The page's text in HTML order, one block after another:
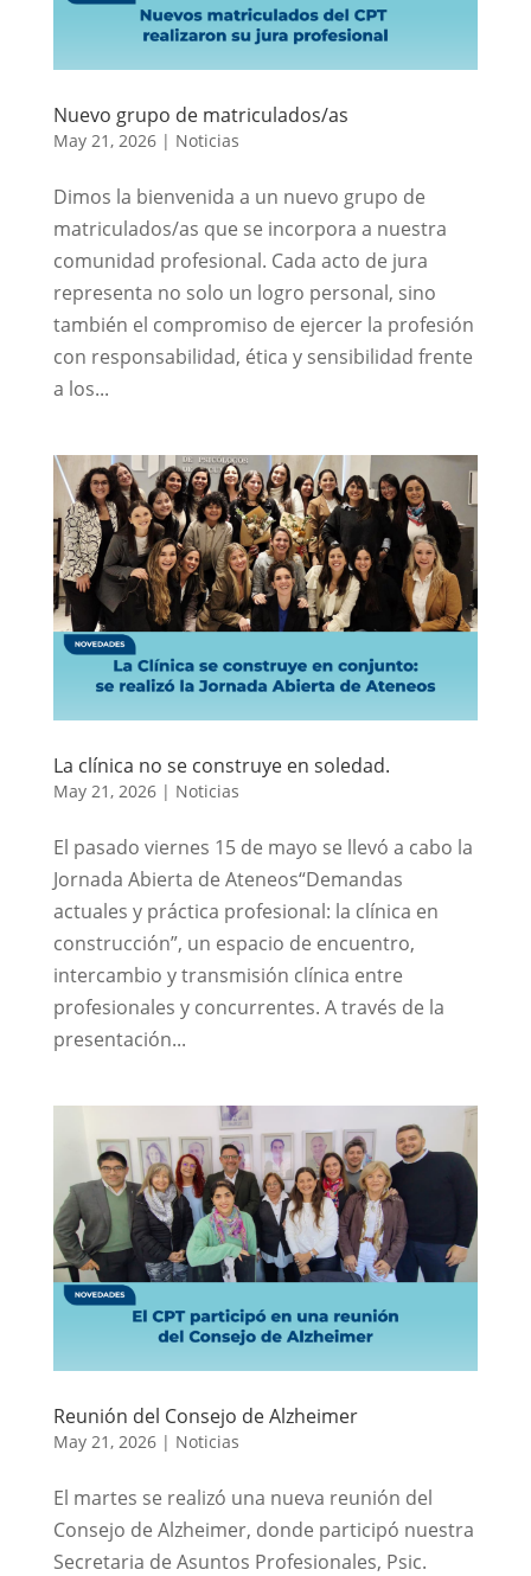
Nuevo grupo de matriculados/as
May 21, 2026| Noticias
Dimos la bienvenida a un nuevo grupo de
matriculados/as que se incorpora a nuestra
comunidad profesional. Cada acto de jura
representa no solo un logro personal, sino
también el compromiso de ejercer la profesión
con responsabilidad, ética y sensibilidad frente
a los...
La clínica no se construye en soledad.
May 21, 2026| Noticias
El pasado viernes 15 de mayo se llevó a cabo la
Jornada Abierta de Ateneos“Demandas
actuales y práctica profesional: la clínica en
construcción”, un espacio de encuentro,
intercambio y transmisión clínica entre
profesionales y concurrentes. A través de la
presentación...
Reunión del Consejo de Alzheimer
May 21, 2026| Noticias
El martes se realizó una nueva reunión del
Consejo de Alzheimer, donde participó nuestra
Secretaria de Asuntos Profesionales, Psic.